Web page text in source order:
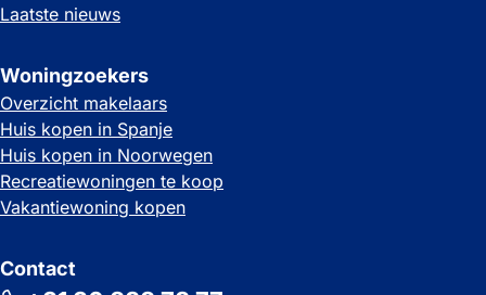
Laatste nieuws
Woningzoekers
Overzicht makelaars
Huis kopen in Spanje
Huis kopen in Noorwegen
Recreatiewoningen te koop
Vakantiewoning kopen
Contact